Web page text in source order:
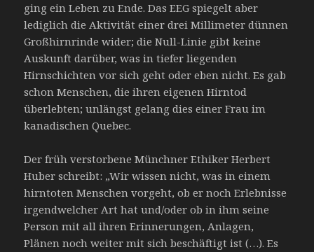
ging ein Leben zu Ende. Das EEG spiegelt aber
lediglich die Aktivität einer drei Millimeter dünnen
Großhirnrinde wider; die Null-Linie gibt keine
Auskunft darüber, was in tiefer liegenden
Hirnschichten vor sich geht oder eben nicht. Es gab
schon Menschen, die ihren eigenen Hirntod
überlebten; unlängst gelang dies einer Frau im
kanadischen Quebec.
Der früh verstorbene Münchner Ethiker Herbert
Huber schreibt: „Wir wissen nicht, was in einem
hirntoten Menschen vorgeht, ob er noch Erlebnisse
irgendwelcher Art hat und/oder ob in ihm seine
Person mit all ihren Erinnerungen, Anlagen,
Plänen noch weiter mit sich beschäftigt ist (…). Es